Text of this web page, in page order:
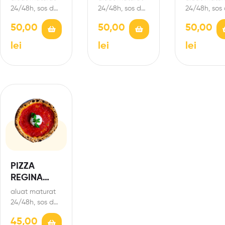
24/48h, sos de
Marzano,
mozzarella de
bivoliță D.O.P,
50,00
lei
MATURATĂ
24/48h, sos de
Marzano,
mozzarella de
bivoliță D.O.P,
50,00
lei
24/48h, sos
Marzano,
mozzarella
bivoliță D.O.P,
50,00
lei
PIZZA
REGINA
MARGHERIT
A
aluat maturat
24/48h, sos de
Marzano,
45,00